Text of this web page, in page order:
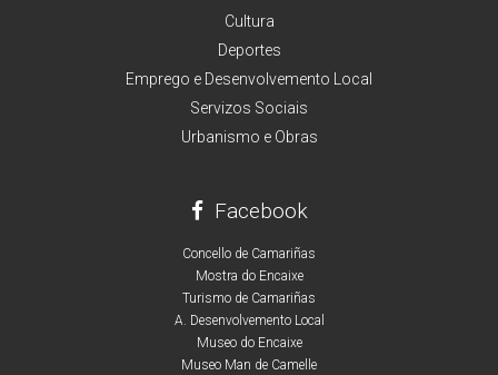
Cultura
Deportes
Emprego e Desenvolvemento Local
Servizos Sociais
Urbanismo e Obras
Facebook
Concello de Camariñas
Mostra do Encaixe
Turismo de Camariñas
A. Desenvolvemento Local
Museo do Encaixe
Museo Man de Camelle